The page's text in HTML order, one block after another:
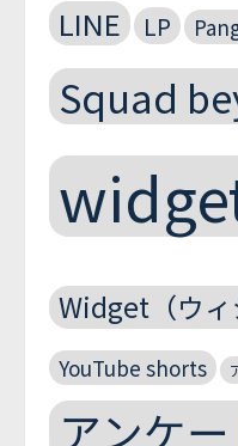
LINE LP
Squad
Widget（ウィ
YouTube shorts
アンケー